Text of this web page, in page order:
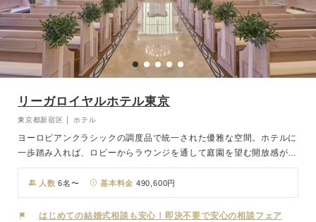
リーガロイヤルホテル東京
東京都新宿区 │ ホテル
ヨーロピアンクラシックの調度品で統一された優雅な空間。ホテルに
一歩踏み入れば、ロビーからラウンジを通して庭園を望む開放感が、
心に残る一日の幕開けを印象づけます。 挙式後のパーティは、おふ
たりはもちろん、ご招待するゲストにも心から満ち足りた時間をお過
ごしいただけるよう、ヨーロピアンクラシックの洗練を湛えた空間を
舞台に、おふたりのテーマに合わせた最高のパーティをご提案しま
人数 6名〜 基本料金 490,600円
はじめての結婚式相談も安心！即決不要で安心の相談フェア